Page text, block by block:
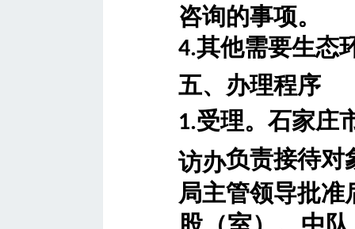
咨询的事项。
4.其他需要生态
五、办理程序
1.受理。石家庄
访办负责接待对
局主管领导批准